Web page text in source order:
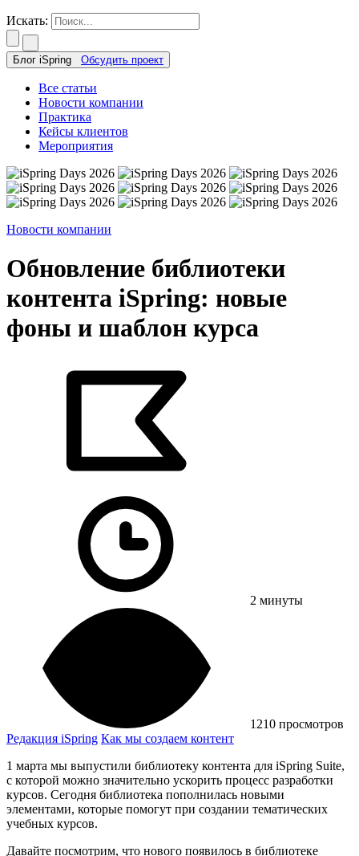
Искать:
Блог iSpring Обсудить проект
Все статьи
Новости компании
Практика
Кейсы клиентов
Мероприятия
Новости компании
Обновление библиотеки
контента iSpring: новые
фоны и шаблон курса
2 минуты
1210 просмотров
Редакция iSpring Как мы создаем контент
1 марта мы выпустили библиотеку контента для iSpring Suite,
с которой можно значительно ускорить процесс разработки
курсов. Сегодня библиотека пополнилась новыми
элементами, которые помогут при создании тематических
учебных курсов.
Давайте посмотрим, что нового появилось в библиотеке